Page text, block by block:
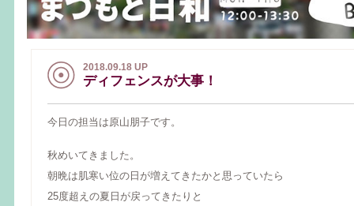
2018.09.18 UP
ディフェンスが大事！
今日の担当は原山朋子です。
秋めいてきました。
朝晩は肌寒い位の日が増えてきたかと思っていたら
25度超えの夏日が戻ってきたりと